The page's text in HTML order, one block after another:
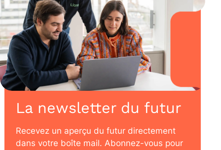
La newsletter du futur
Recevez un aperçu du futur directement
dans votre boîte mail. Abonnez-vous pour